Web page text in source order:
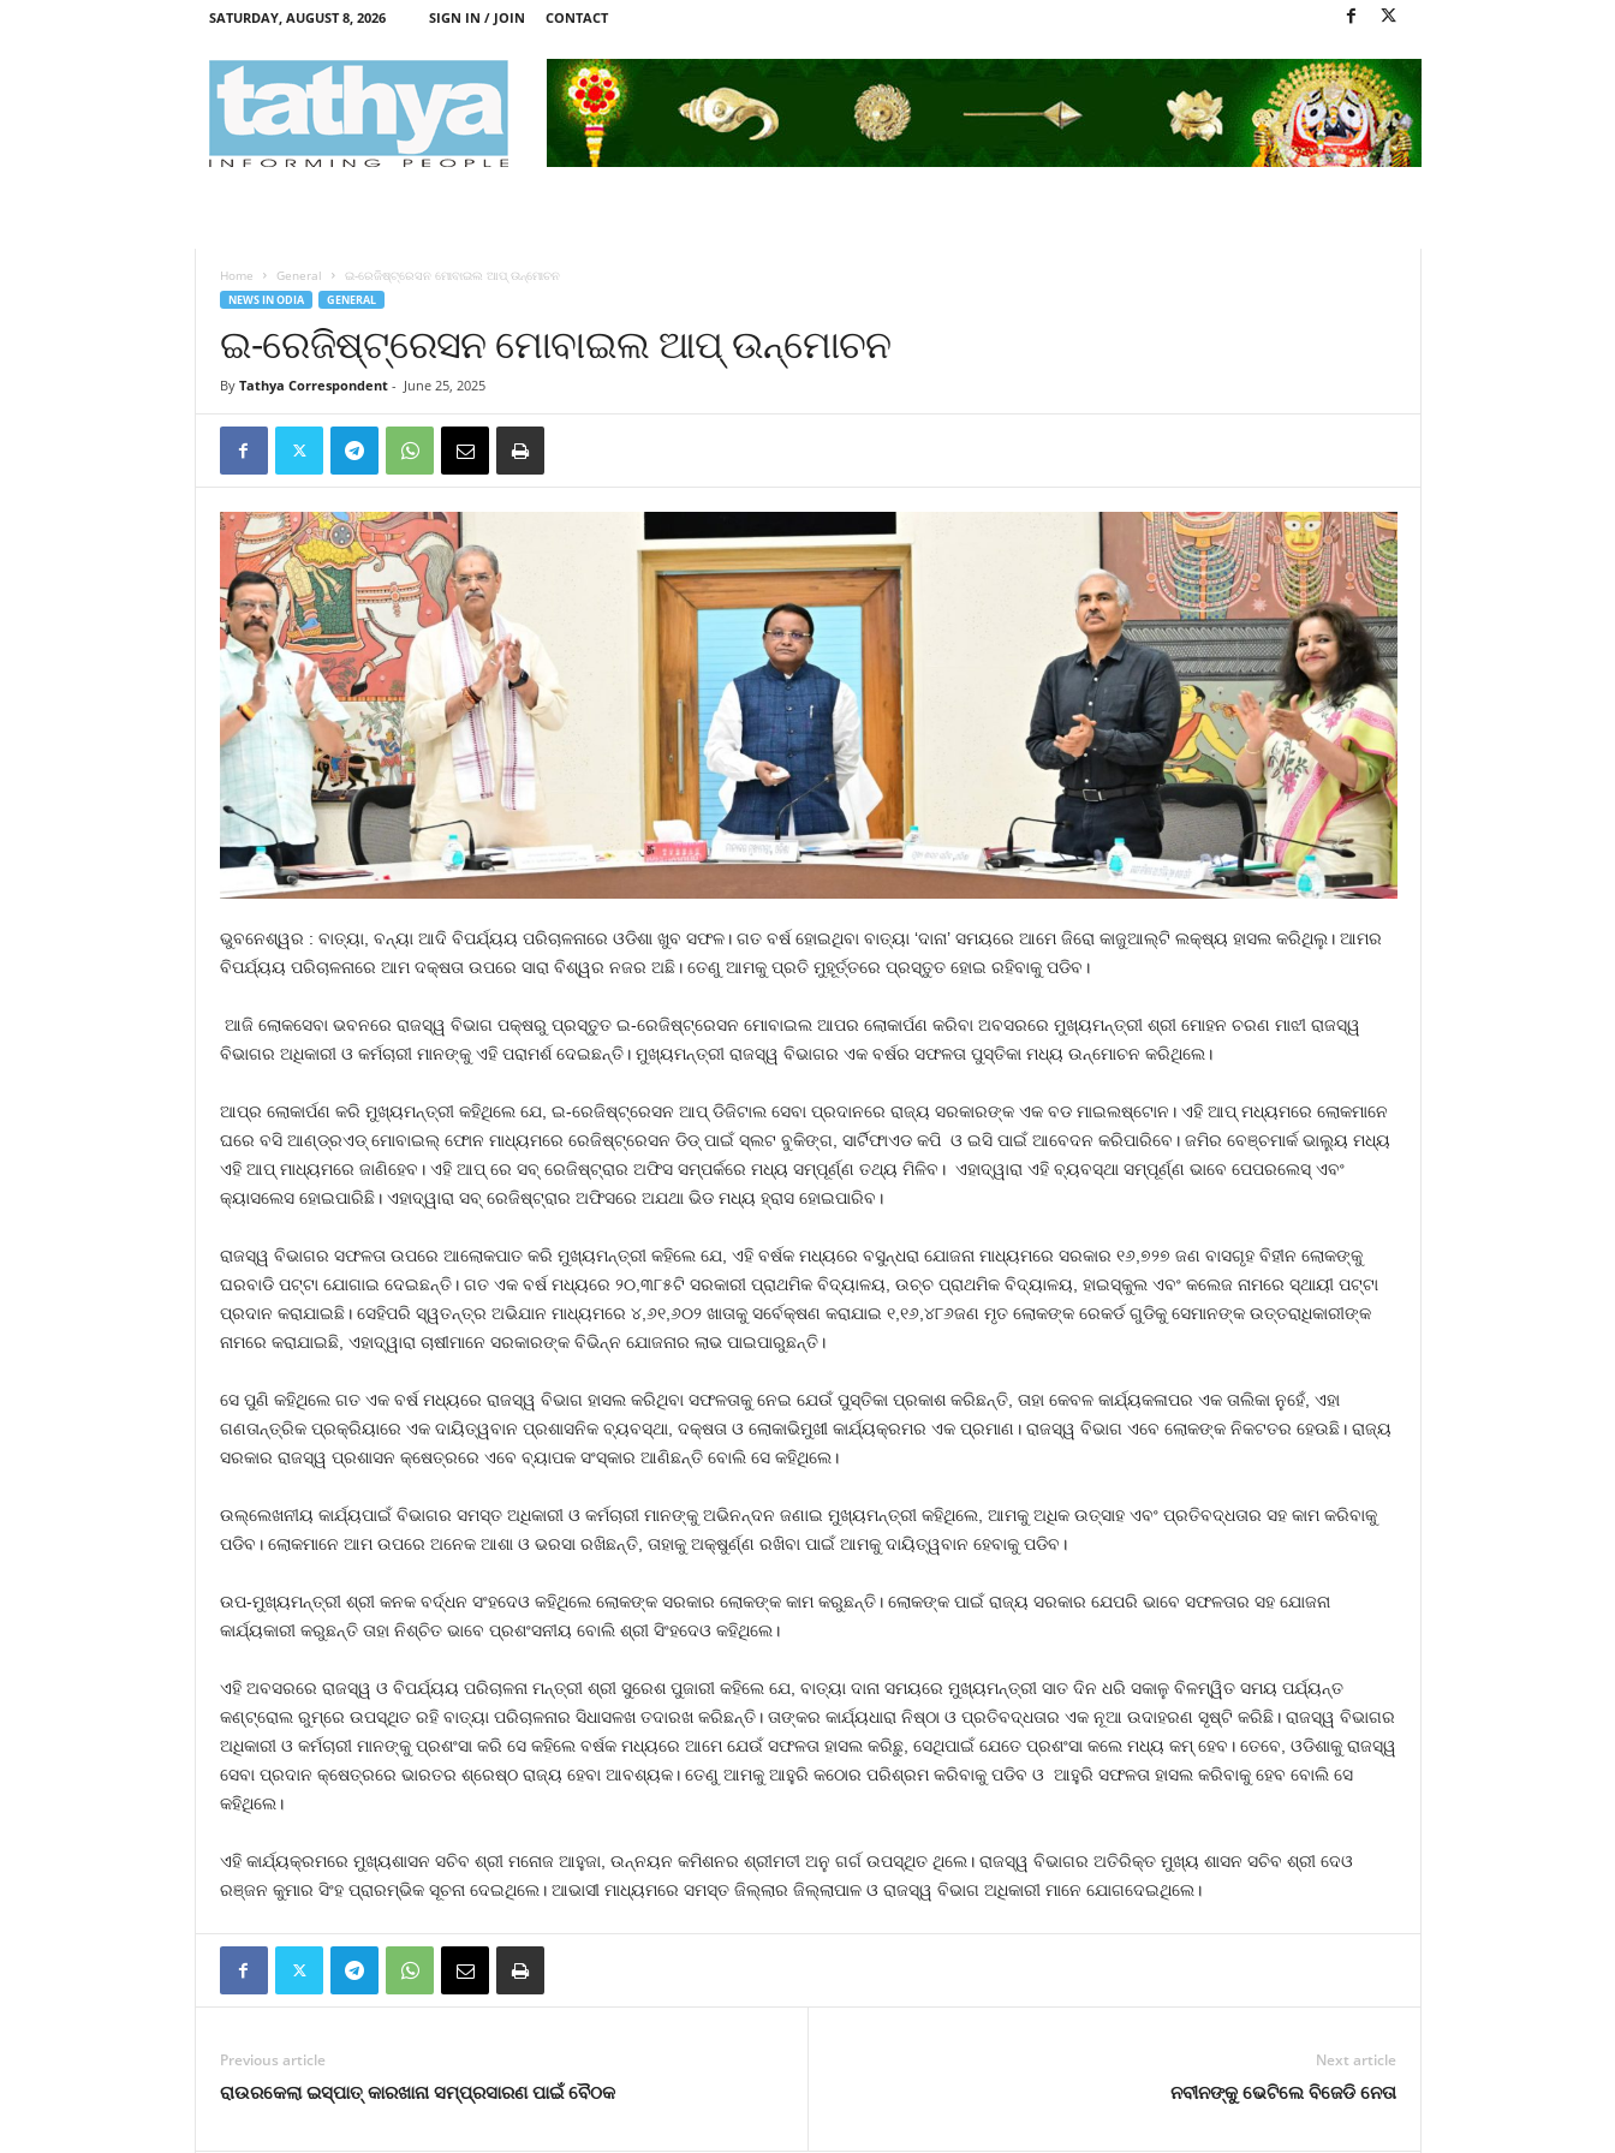
SATURDAY, AUGUST 8, 2026 SIGN IN / JOIN CONTACT
Home General ଇ-ରେଜିଷ୍ଟ୍ରେସନ ମୋବାଇଲ ଆପ୍ ଉନ୍ମୋଚନ
NEWS IN ODIA GENERAL
ଇ-ରେଜିଷ୍ଟ୍ରେସନ ମୋବାଇଲ ଆପ୍ ଉନ୍ମୋଚନ
By Tathya Correspondent- June 25, 2025
ଭୁବନେଶ୍ୱର : ବାତ୍ୟା, ବନ୍ୟା ଆଦି ବିପର୍ଯ୍ୟୟ ପରିଚାଳନାରେ ଓଡିଶା ଖୁବ ସଫଳ। ଗତ ବର୍ଷ ହୋଇଥିବା ବାତ୍ୟା ‘ଦାନା’ ସମୟରେ ଆମେ ଜିରୋ କାଜୁଆଲ୍‌ଟି ଲକ୍ଷ୍ୟ ହାସଲ କରିଥିଲୁ। ଆମର
ବିପର୍ଯ୍ୟୟ ପରିଚାଳନାରେ ଆମ ଦକ୍ଷତା ଉପରେ ସାରା ବିଶ୍ୱର ନଜର ଅଛି। ତେଣୁ ଆମକୁ ପ୍ରତି ମୁହୂର୍ତ୍ତରେ ପ୍ରସ୍ତୁତ ହୋଇ ରହିବାକୁ ପଡିବ।
ଆଜି ଲୋକସେବା ଭବନରେ ରାଜସ୍ୱ ବିଭାଗ ପକ୍ଷରୁ ପ୍ରସ୍ତୁତ ଇ-ରେଜିଷ୍ଟ୍ରେସନ ମୋବାଇଲ ଆପର ଲୋକାର୍ପଣ କରିବା ଅବସରରେ ମୁଖ୍ୟମନ୍ତ୍ରୀ ଶ୍ରୀ ମୋହନ ଚରଣ ମାଝୀ ରାଜସ୍ୱ
ବିଭାଗର ଅଧିକାରୀ ଓ କର୍ମଚାରୀ ମାନଙ୍କୁ ଏହି ପରାମର୍ଶ ଦେଇଛନ୍ତି। ମୁଖ୍ୟମନ୍ତ୍ରୀ ରାଜସ୍ୱ ବିଭାଗର ଏକ ବର୍ଷର ସଫଳତା ପୁସ୍ତିକା ମଧ୍ୟ ଉନ୍ମୋଚନ କରିଥିଲେ।
ଆପ୍‌ର ଲୋକାର୍ପଣ କରି ମୁଖ୍ୟମନ୍ତ୍ରୀ କହିଥିଲେ ଯେ, ଇ-ରେଜିଷ୍ଟ୍ରେସନ ଆପ୍ ଡିଜିଟାଲ ସେବା ପ୍ରଦାନରେ ରାଜ୍ୟ ସରକାରଙ୍କ ଏକ ବଡ ମାଇଲଷ୍ଟୋନ। ଏହି ଆପ୍ ମଧ୍ୟମରେ ଲୋକମାନେ
ଘରେ ବସି ଆଣ୍ଡ୍ରଏଡ୍ ମୋବାଇଲ୍ ଫୋନ ମାଧ୍ୟମରେ ରେଜିଷ୍ଟ୍ରେସନ ଡିଡ୍ ପାଇଁ ସ୍ଲଟ ବୁକିଙ୍ଗ, ସାର୍ଟିଫାଏଡ କପି ଓ ଇସି ପାଇଁ ଆବେଦନ କରିପାରିବେ। ଜମିର ବେଞ୍ଚମାର୍କ ଭାଲ୍ୟୁ ମଧ୍ୟ
ଏହି ଆପ୍ ମାଧ୍ୟମରେ ଜାଣିହେବ। ଏହି ଆପ୍ ରେ ସବ୍ ରେଜିଷ୍ଟ୍ରାର ଅଫିସ ସମ୍ପର୍କରେ ମଧ୍ୟ ସମ୍ପୂର୍ଣ୍ଣ ତଥ୍ୟ ମିଳିବ। ଏହାଦ୍ୱାରା ଏହି ବ୍ୟବସ୍ଥା ସମ୍ପୂର୍ଣ୍ଣ ଭାବେ ପେପରଲେସ୍ ଏବଂ
କ୍ୟାସଲେସ ହୋଇପାରିଛି। ଏହାଦ୍ୱାରା ସବ୍ ରେଜିଷ୍ଟ୍ରାର ଅଫିସରେ ଅଯଥା ଭିଡ ମଧ୍ୟ ହ୍ରାସ ହୋଇପାରିବ।
ରାଜସ୍ୱ ବିଭାଗର ସଫଳତା ଉପରେ ଆଲୋକପାତ କରି ମୁଖ୍ୟମନ୍ତ୍ରୀ କହିଲେ ଯେ, ଏହି ବର୍ଷକ ମଧ୍ୟରେ ବସୁନ୍ଧରା ଯୋଜନା ମାଧ୍ୟମରେ ସରକାର ୧୬,୭୨୭ ଜଣ ବାସଗୃହ ବିହୀନ ଲୋକଙ୍କୁ
ଘରବାଡି ପଟ୍ଟା ଯୋଗାଇ ଦେଇଛନ୍ତି। ଗତ ଏକ ବର୍ଷ ମଧ୍ୟରେ ୨୦,୩୮୫ଟି ସରକାରୀ ପ୍ରାଥମିକ ବିଦ୍ୟାଳୟ, ଉଚ୍ଚ ପ୍ରାଥମିକ ବିଦ୍ୟାଳୟ, ହାଇସ୍କୁଲ ଏବଂ କଲେଜ ନାମରେ ସ୍ଥାୟୀ ପଟ୍ଟା
ପ୍ରଦାନ କରାଯାଇଛି। ସେହିପରି ସ୍ୱତନ୍ତ୍ର ଅଭିଯାନ ମାଧ୍ୟମରେ ୪,୬୧,୬୦୨ ଖାତାକୁ ସର୍ବେକ୍ଷଣ କରାଯାଇ ୧,୧୬,୪୮୬ଜଣ ମୃତ ଲୋକଙ୍କ ରେକର୍ଡ ଗୁଡିକୁ ସେମାନଙ୍କ ଉତ୍ତରାଧିକାରୀଙ୍କ
ନାମରେ କରାଯାଇଛି, ଏହାଦ୍ୱାରା ଚାଷୀମାନେ ସରକାରଙ୍କ ବିଭିନ୍ନ ଯୋଜନାର ଲାଭ ପାଇପାରୁଛନ୍ତି।
ସେ ପୁଣି କହିଥିଲେ ଗତ ଏକ ବର୍ଷ ମଧ୍ୟରେ ରାଜସ୍ୱ ବିଭାଗ ହାସଲ କରିଥିବା ସଫଳତାକୁ ନେଇ ଯେଉଁ ପୁସ୍ତିକା ପ୍ରକାଶ କରିଛନ୍ତି, ତାହା କେବଳ କାର୍ଯ୍ୟକଳାପର ଏକ ତାଲିକା ନୁହେଁ, ଏହା
ଗଣତାନ୍ତ୍ରିକ ପ୍ରକ୍ରିୟାରେ ଏକ ଦାୟିତ୍ୱବାନ ପ୍ରଶାସନିକ ବ୍ୟବସ୍ଥା, ଦକ୍ଷତା ଓ ଲୋକାଭିମୁଖୀ କାର୍ଯ୍ୟକ୍ରମର ଏକ ପ୍ରମାଣ। ରାଜସ୍ୱ ବିଭାଗ ଏବେ ଲୋକଙ୍କ ନିକଟତର ହେଉଛି। ରାଜ୍ୟ
ସରକାର ରାଜସ୍ୱ ପ୍ରଶାସନ କ୍ଷେତ୍ରରେ ଏବେ ବ୍ୟାପକ ସଂସ୍କାର ଆଣିଛନ୍ତି ବୋଲି ସେ କହିଥିଲେ।
ଉଲ୍ଲେଖନୀୟ କାର୍ଯ୍ୟପାଇଁ ବିଭାଗର ସମସ୍ତ ଅଧିକାରୀ ଓ କର୍ମଚାରୀ ମାନଙ୍କୁ ଅଭିନନ୍ଦନ ଜଣାଇ ମୁଖ୍ୟମନ୍ତ୍ରୀ କହିଥିଲେ, ଆମକୁ ଅଧିକ ଉତ୍ସାହ ଏବଂ ପ୍ରତିବଦ୍ଧତାର ସହ କାମ କରିବାକୁ
ପଡିବ। ଲୋକମାନେ ଆମ ଉପରେ ଅନେକ ଆଶା ଓ ଭରସା ରଖିଛନ୍ତି, ତାହାକୁ ଅକ୍ଷୁର୍ଣ୍ଣ ରଖିବା ପାଇଁ ଆମକୁ ଦାୟିତ୍ୱବାନ ହେବାକୁ ପଡିବ।
ଉପ-ମୁଖ୍ୟମନ୍ତ୍ରୀ ଶ୍ରୀ କନକ ବର୍ଦ୍ଧନ ସଂହଦେଓ କହିଥିଲେ ଲୋକଙ୍କ ସରକାର ଲୋକଙ୍କ କାମ କରୁଛନ୍ତି। ଲୋକଙ୍କ ପାଇଁ ରାଜ୍ୟ ସରକାର ଯେପରି ଭାବେ ସଫଳତାର ସହ ଯୋଜନା
କାର୍ଯ୍ୟକାରୀ କରୁଛନ୍ତି ତାହା ନିଶ୍ଚିତ ଭାବେ ପ୍ରଶଂସନୀୟ ବୋଲି ଶ୍ରୀ ସିଂହଦେଓ କହିଥିଲେ।
ଏହି ଅବସରରେ ରାଜସ୍ୱ ଓ ବିପର୍ଯ୍ୟୟ ପରିଚାଳନା ମନ୍ତ୍ରୀ ଶ୍ରୀ ସୁରେଶ ପୁଜାରୀ କହିଲେ ଯେ, ବାତ୍ୟା ଦାନା ସମୟରେ ମୁଖ୍ୟମନ୍ତ୍ରୀ ସାତ ଦିନ ଧରି ସକାଳୁ ବିଳମ୍ୱିତ ସମୟ ପର୍ଯ୍ୟନ୍ତ
କଣ୍ଟ୍ରୋଲ ରୁମ୍‌ରେ ଉପସ୍ଥିତ ରହି ବାତ୍ୟା ପରିଚାଳନାର ସିଧାସଳଖ ତଦାରଖ କରିଛନ୍ତି। ତାଙ୍କର କାର୍ଯ୍ୟଧାରା ନିଷ୍ଠା ଓ ପ୍ରତିବଦ୍ଧତାର ଏକ ନୂଆ ଉଦାହରଣ ସୃଷ୍ଟି କରିଛି। ରାଜସ୍ୱ ବିଭାଗର
ଅଧିକାରୀ ଓ କର୍ମଚାରୀ ମାନଙ୍କୁ ପ୍ରଶଂସା କରି ସେ କହିଲେ ବର୍ଷକ ମଧ୍ୟରେ ଆମେ ଯେଉଁ ସଫଳତା ହାସଲ କରିଛୁ, ସେଥିପାଇଁ ଯେତେ ପ୍ରଶଂସା କଲେ ମଧ୍ୟ କମ୍ ହେବ। ତେବେ, ଓଡିଶାକୁ ରାଜସ୍ୱ
ସେବା ପ୍ରଦାନ କ୍ଷେତ୍ରରେ ଭାରତର ଶ୍ରେଷ୍ଠ ରାଜ୍ୟ ହେବା ଆବଶ୍ୟକ। ତେଣୁ ଆମକୁ ଆହୁରି କଠୋର ପରିଶ୍ରମ କରିବାକୁ ପଡିବ ଓ ଆହୁରି ସଫଳତା ହାସଲ କରିବାକୁ ହେବ ବୋଲି ସେ
କହିଥିଲେ।
ଏହି କାର୍ଯ୍ୟକ୍ରମରେ ମୁଖ୍ୟଶାସନ ସଚିବ ଶ୍ରୀ ମନୋଜ ଆହୁଜା, ଉନ୍ନୟନ କମିଶନର ଶ୍ରୀମତୀ ଅନୁ ଗର୍ଗ ଉପସ୍ଥିତ ଥିଲେ। ରାଜସ୍ୱ ବିଭାଗର ଅତିରିକ୍ତ ମୁଖ୍ୟ ଶାସନ ସଚିବ ଶ୍ରୀ ଦେଓ
ରଞ୍ଜନ କୁମାର ସିଂହ ପ୍ରାରମ୍ଭିକ ସୂଚନା ଦେଇଥିଲେ। ଆଭାସୀ ମାଧ୍ୟମରେ ସମସ୍ତ ଜିଲ୍ଲାର ଜିଲ୍ଲାପାଳ ଓ ରାଜସ୍ୱ ବିଭାଗ ଅଧିକାରୀ ମାନେ ଯୋଗଦେଇଥିଲେ।
Previous article
ରାଉରକେଲା ଇସ୍ପାତ୍ କାରଖାନା ସମ୍ପ୍ରସାରଣ ପାଇଁ ବୈଠକ
Next article
ନବୀନଙ୍କୁ ଭେଟିଲେ ବିଜେଡି ନେତା